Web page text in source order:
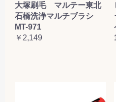
大塚刷毛 マルテー東北
石橋洗浄マルチブラシ
MT-971
￥2,149